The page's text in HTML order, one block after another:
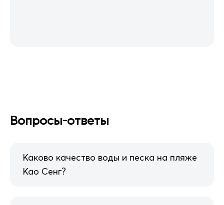
Вопросы-ответы
Каково качество воды и песка на пляже
Као Сенг?